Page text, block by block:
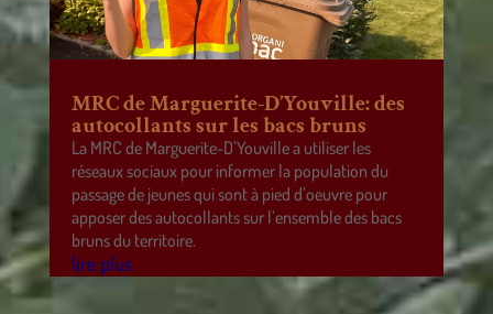
MRC de Marguerite-D’Youville: des
autocollants sur les bacs bruns
La MRC de Marguerite-D’Youville a utiliser les
réseaux sociaux pour informer la population du
passage de jeunes qui sont à pied d’oeuvre pour
apposer des autocollants sur l’ensemble des bacs
bruns du territoire.
lire plus